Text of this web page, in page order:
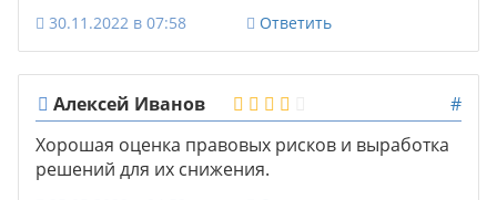
30.11.2022 в 07:58 Ответить
Алексей Иванов
#
Хорошая оценка правовых рисков и выработка
решений для их снижения.